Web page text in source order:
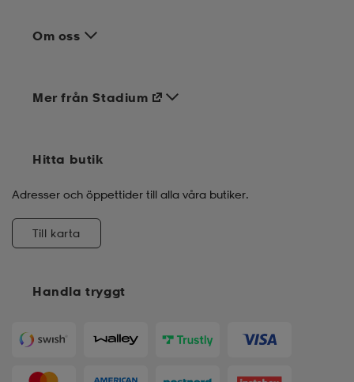
Om oss
Handla tryggt
Mer från Stadium
Hitta butik
Adresser och öppettider till alla våra butiker.
Till karta